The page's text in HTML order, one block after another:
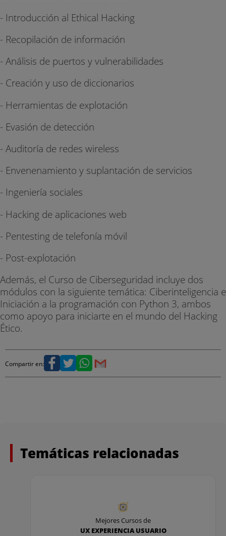
- Introducción al Ethical Hacking
- Recopilación de información
- Análisis de puertos y vulnerabilidades
- Creación y uso de diccionarios
- Herramientas de explotación
- Evasión de detección
- Auditoría de redes wireless
- Envenenamiento y suplantación de servicios
- Ingeniería sociales
- Hacking de aplicaciones web
- Pentesting de telefonía móvil
- Post-explotación
Además, el Curso de Ciberseguridad incluye dos
módulos con la siguiente temática: Ciberinteligencia e
Iniciación a la programación con Python 3, ambos
como apoyo para iniciarte en el mundo del Hacking
Ético.
Compartir en:
Temáticas relacionadas
Mejores Cursos de
UX EXPERIENCIA USUARIO